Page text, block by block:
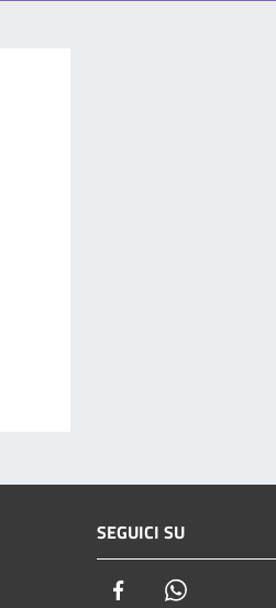
SEGUICI SU
Facebook